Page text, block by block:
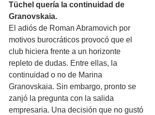
Tüchel quería la continuidad de
Granovskaia.
El adiós de Roman Abramovich por
motivos burocráticos provocó que el
club hiciera frente a un horizonte
repleto de dudas. Entre ellas, la
continuidad o no de Marina
Granovskaia. Sin embargo, pronto se
zanjó la pregunta con la salida
empresaria. Una decisión que no gustó